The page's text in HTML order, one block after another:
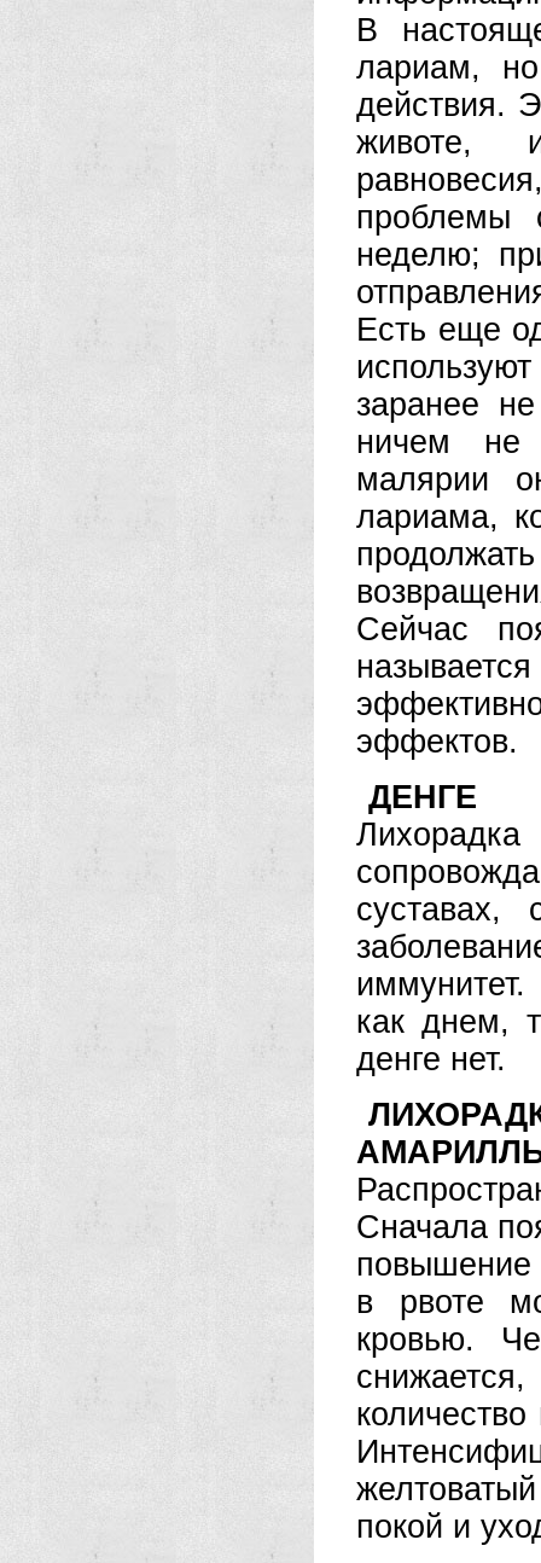
В
лариам,
действия.
животе,
проблемы
неделю;
Есть еще
заранее
ничем не
малярии
лариама,
Сейчас
эффектов.
ДЕНГЕ
как днем,
денге нет.
Сначала
повышение
в рвоте
кровью.
покой и